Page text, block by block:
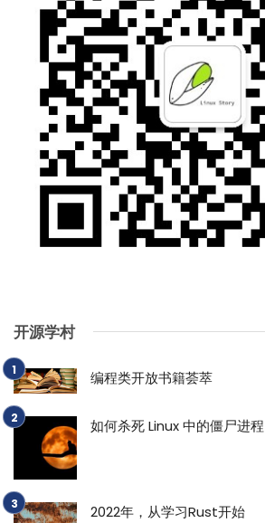
开源学村
编程类开放书籍荟萃
如何杀死 Linux 中的僵尸进程
2022年，从学习Rust开始